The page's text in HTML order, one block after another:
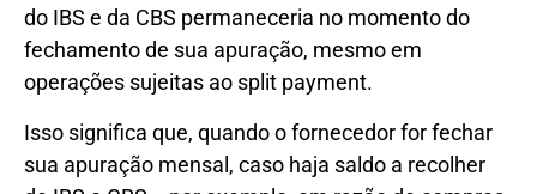
do IBS e da CBS permaneceria no momento do
fechamento de sua apuração, mesmo em
operações sujeitas ao split payment.
Isso significa que, quando o fornecedor for fechar
sua apuração mensal, caso haja saldo a recolher